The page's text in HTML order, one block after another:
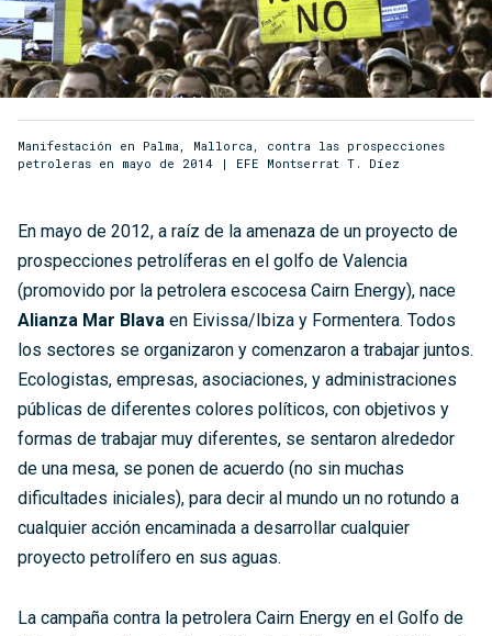
Manifestación en Palma, Mallorca, contra las prospecciones
petroleras en mayo de 2014 | EFE Montserrat T. Díez
En mayo de 2012, a raíz de la amenaza de un proyecto de
prospecciones petrolíferas en el golfo de Valencia
(promovido por la petrolera escocesa Cairn Energy), nace
Alianza Mar Blava en Eivissa/Ibiza y Formentera. Todos
los sectores se organizaron y comenzaron a trabajar juntos.
Ecologistas, empresas, asociaciones, y administraciones
públicas de diferentes colores políticos, con objetivos y
formas de trabajar muy diferentes, se sentaron alrededor
de una mesa, se ponen de acuerdo (no sin muchas
dificultades iniciales), para decir al mundo un no rotundo a
cualquier acción encaminada a desarrollar cualquier
proyecto petrolífero en sus aguas.
La campaña contra la petrolera Cairn Energy en el Golfo de